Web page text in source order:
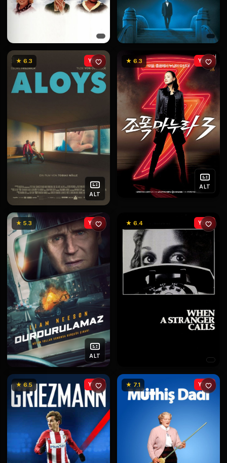
★ 6.3
ALT
YENİ ★ 6.3
ALT
YENİ
★ 5.3
ALT
YENİ ★ 6.4 YENİ
★ 6.5 YENİ ★ 7.1 YENİ